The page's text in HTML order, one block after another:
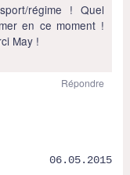
régime ! Quel
en ce moment !
May !
Répondre
06.05.2015